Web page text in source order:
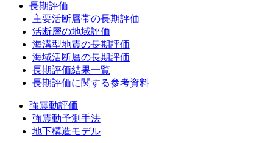
長期評価
主要活断層帯の長期評価
活断層の地域評価
海溝型地震の長期評価
海域活断層の長期評価
長期評価結果一覧
長期評価に関する参考資料
強震動評価
強震動予測手法
地下構造モデル